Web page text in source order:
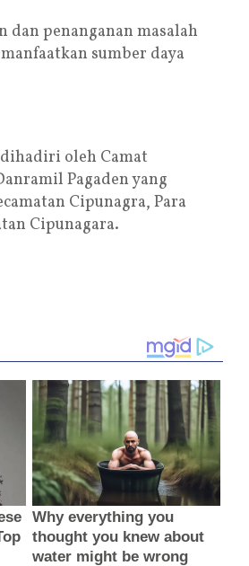
dan penanganan masalah
sumber daya
oleh Camat
Pagaden yang
Cipunagra, Para
Cipunagara.